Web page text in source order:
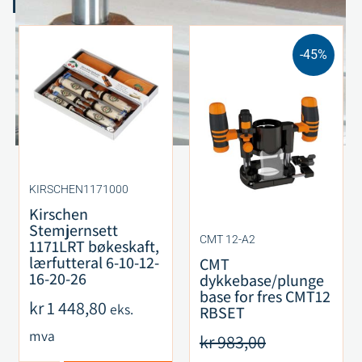
KIRSCHEN1171000
Kirschen
Stemjernsett
1171LRT bøkeskaft,
lærfutteral 6-10-12-
16-20-26
kr1 448,80 eks.
mva
-45%
CMT 12-A2
CMT
dykkebase/plunge
base for fres CMT12
RBSET
kr983,00